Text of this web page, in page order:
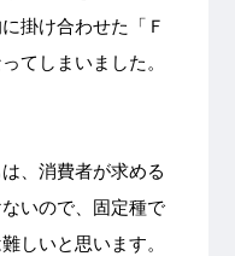
掛け合わせた「Ｆ
てしまいました。
、消費者が求める
いので、固定種で
しいと思います。